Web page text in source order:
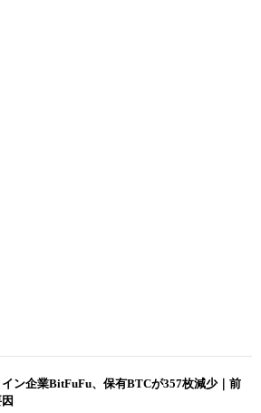
イン企業BitFuFu、保有BTCが357枚減少｜前